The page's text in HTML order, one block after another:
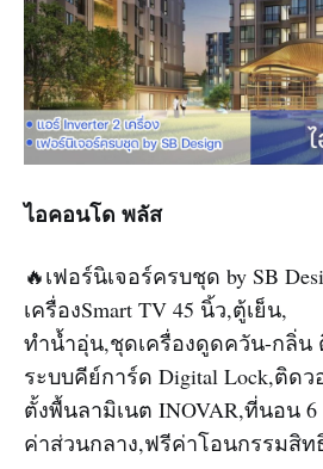
ไอคอนโด พลัส
🔥เฟอร์นิเจอร์ครบชุด by SB
เครื่องSmart TV 45 นิ้ว,ตู้เ
ทำน้ำอุ่น,ชุดเครื่องดูดควัน-กลิ่น
ระบบคีย์การ์ด Digital Lock,ติดว
ตั้งพื้นลามิเนต INOVAR,ที่นอน
ค่าส่วนกลาง,ฟรีค่าโอนกรรมสิท